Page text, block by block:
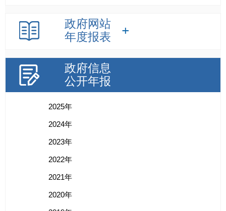
政府网站
年度报表
政府信息
公开年报
2025年
2024年
2023年
2022年
2021年
2020年